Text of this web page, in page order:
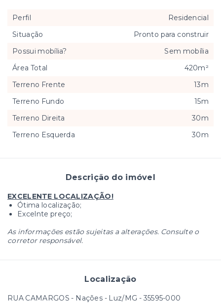
Descrição do imóvel
EXCELENTE LOCALIZAÇÃO!
Ótima localização;
Excelnte preço;
As informações estão sujeitas a alterações. Consulte o
corretor responsável.
Localização
RUA CAMARGOS - Nações - Luz/MG - 35595-000
Perfil
Residencial
Situação
Pronto para construir
Possui mobília?
Sem mobília
Área Total
420m²
Terreno Frente
13m
Terreno Fundo
15m
Terreno Direita
30m
Terreno Esquerda
30m